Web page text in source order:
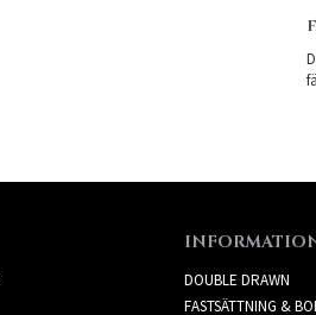
DOUBLE DRAWN
FASTSÄTTNING &